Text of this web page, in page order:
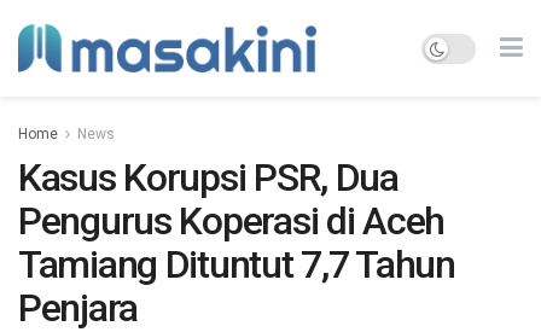
Home News
Kasus Korupsi PSR, Dua
Pengurus Koperasi di Aceh
Tamiang Dituntut 7,7 Tahun
Penjara